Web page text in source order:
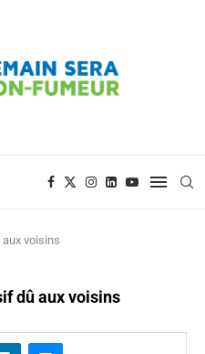
voisins
dû aux voisins